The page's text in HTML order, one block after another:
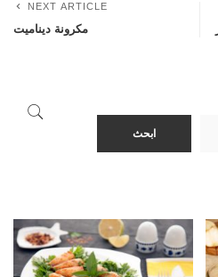
NEXT ARTICLE
مكرونة ديناميت
ابحث